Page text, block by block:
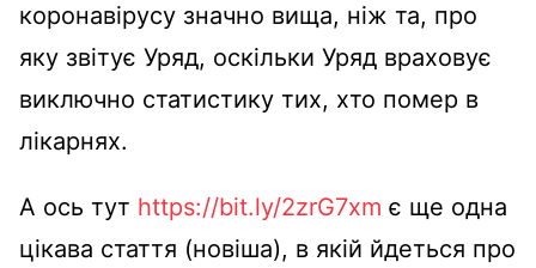
коронавірусу значно вища, ніж та, про
яку звітує Уряд, оскільки Уряд враховує
виключно статистику тих, хто помер в
лікарнях.
А ось тут https://bit.ly/2zrG7xm є ще одна
цікава стаття (новіша), в якій йдеться про